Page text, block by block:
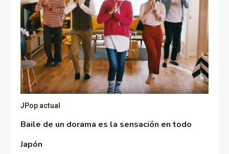
JPop actual
Baile de un dorama es la sensación en todo
Japón